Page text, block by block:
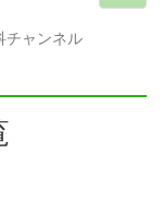
チャンネル